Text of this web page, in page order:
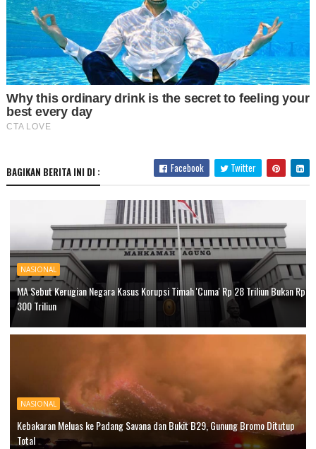
BAGIKAN BERITA INI DI : Facebook Twitter
NASIONAL
MA Sebut Kerugian Negara Kasus Korupsi Timah 'Cuma' Rp 28 Triliun Bukan Rp
300 Triliun
NASIONAL
Kebakaran Meluas ke Padang Savana dan Bukit B29, Gunung Bromo Ditutup
Total